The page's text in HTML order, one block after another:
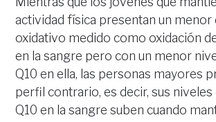
actividad física presentan un menor
oxidativo medido como oxidación
en la sangre pero con un menor
Q10 en ella, las personas mayores
perfil contrario, es decir, sus niveles
Q10 en la sangre suben cuando